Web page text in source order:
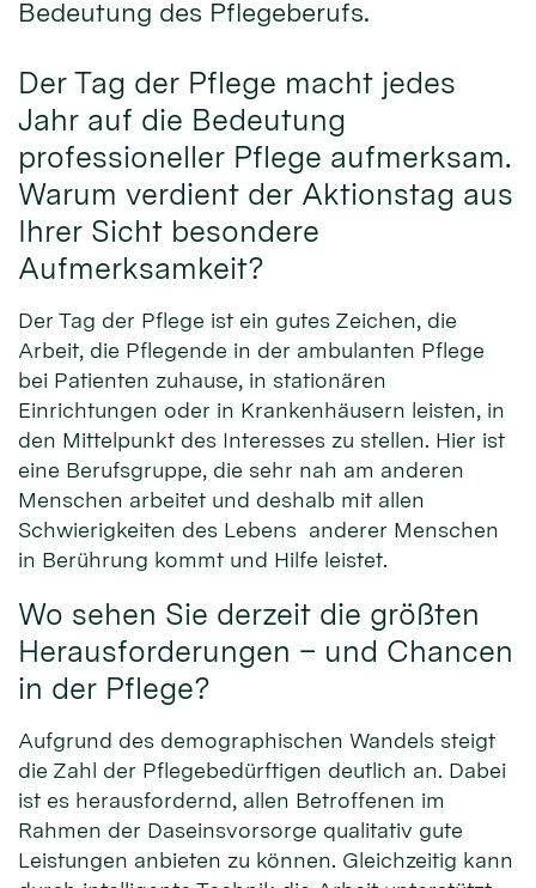
Bedeutung des Pflegeberufs.
Der Tag der Pflege macht jedes
Jahr auf die Bedeutung
professioneller Pflege aufmerksam.
Warum verdient der Aktionstag aus
Ihrer Sicht besondere
Aufmerksamkeit?
Der Tag der Pflege ist ein gutes Zeichen, die
Arbeit, die Pflegende in der ambulanten Pflege
bei Patienten zuhause, in stationären
Einrichtungen oder in Krankenhäusern leisten, in
den Mittelpunkt des Interesses zu stellen. Hier ist
eine Berufsgruppe, die sehr nah am anderen
Menschen arbeitet und deshalb mit allen
Schwierigkeiten des Lebens anderer Menschen
in Berührung kommt und Hilfe leistet.
Wo sehen Sie derzeit die größten
Herausforderungen – und Chancen
in der Pflege?
Aufgrund des demographischen Wandels steigt
die Zahl der Pflegebedürftigen deutlich an. Dabei
ist es herausfordernd, allen Betroffenen im
Rahmen der Daseinsvorsorge qualitativ gute
Leistungen anbieten zu können. Gleichzeitig kann